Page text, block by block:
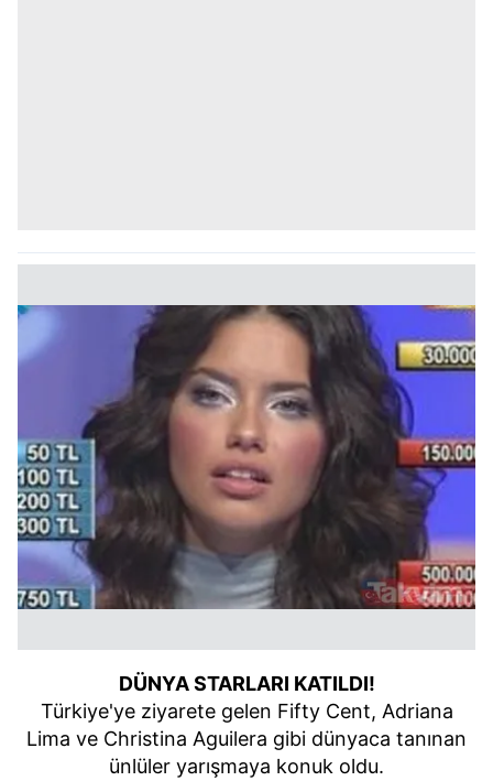
DÜNYA STARLARI KATILDI!
Türkiye'ye ziyarete gelen Fifty Cent, Adriana
Lima ve Christina Aguilera gibi dünyaca tanınan
ünlüler yarışmaya konuk oldu.